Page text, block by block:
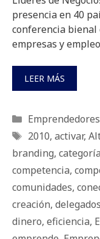
presencia en 40
conferencia bienal
empresas y
LEER MÁS
Categorías
Emprendedores
Etiquetas
2010, activar,
branding,
competencia,
comunidades,
creación, delegados
dinero, eficiencia,